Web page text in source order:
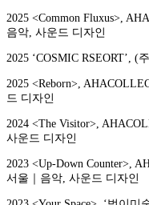
2025 <Common Fluxus>,
음악, 사운드 디자인
2025 ‘COSMIC RSEORT’,
2025 <Reborn>,
드 디자인
2024 <The Visitor>,
사운드 디자인
2023 <Up-Down Counter>,
서울｜음악, 사운드 디자인